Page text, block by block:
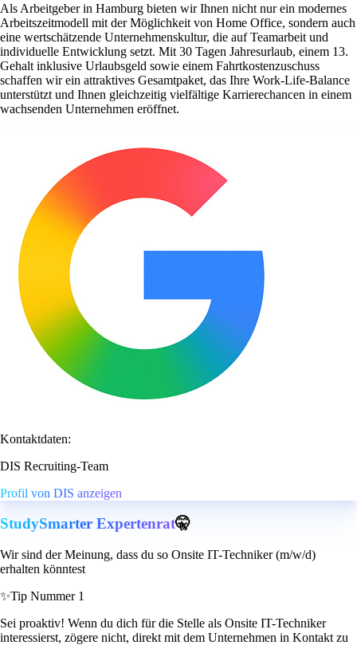
Als Arbeitgeber in Hamburg bieten wir Ihnen nicht nur ein modernes
Arbeitszeitmodell mit der Möglichkeit von Home Office, sondern auch
eine wertschätzende Unternehmenskultur, die auf Teamarbeit und
individuelle Entwicklung setzt. Mit 30 Tagen Jahresurlaub, einem 13.
Gehalt inklusive Urlaubsgeld sowie einem Fahrtkostenzuschuss
schaffen wir ein attraktives Gesamtpaket, das Ihre Work-Life-Balance
unterstützt und Ihnen gleichzeitig vielfältige Karrierechancen in einem
wachsenden Unternehmen eröffnet.
Kontaktdaten:
DIS Recruiting-Team
Profil von DIS anzeigen
StudySmarter Expertenrat🤫
Wir sind der Meinung, dass du so Onsite IT-Techniker (m/w/d)
erhalten könntest
✨Tip Nummer 1
Sei proaktiv! Wenn du dich für die Stelle als Onsite IT-Techniker
interessierst, zögere nicht, direkt mit dem Unternehmen in Kontakt zu